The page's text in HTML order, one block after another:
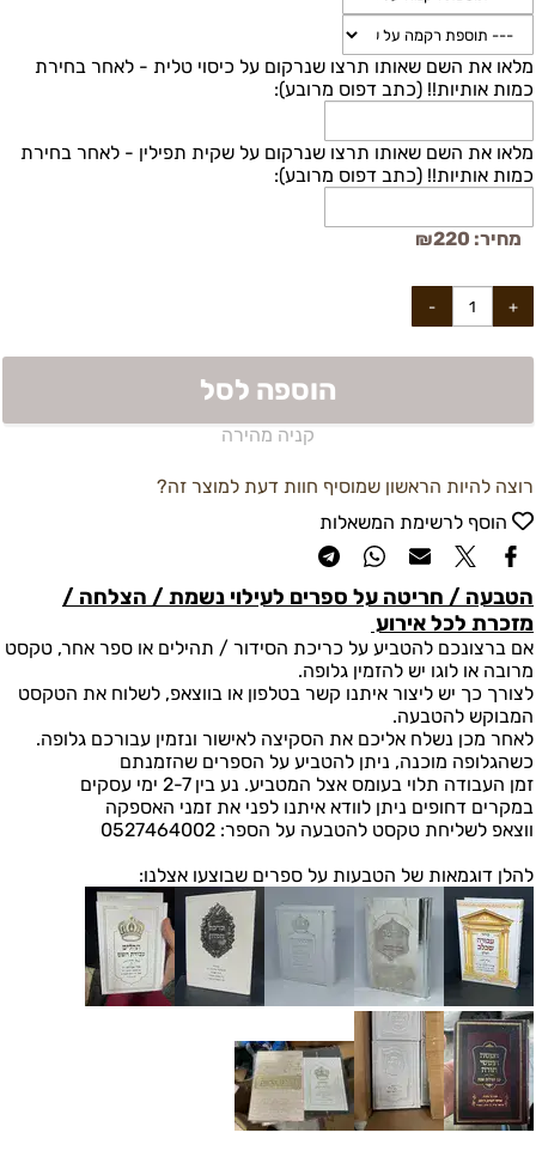
מלאו את השם שאותו תרצו שנרקום על כיסוי טלית - לאחר בחירת
כמות אותיות!! (כתב דפוס מרובע):
מלאו את השם שאותו תרצו שנרקום על שקית תפילין - לאחר בחירת
כמות אותיות!! (כתב דפוס מרובע):
מחיר: ₪220
הוספה לסל
קניה מהירה
רוצה להיות הראשון שמוסיף חוות דעת למוצר זה?
הוסף לרשימת המשאלות
הטבעה / חריטה על ספרים לעילוי נשמת / הצלחה /
מזכרת לכל אירוע
אם ברצונכם להטביע על כריכת הסידור / תהילים או ספר אחר, טקסט
מרובה או לוגו יש להזמין גלופה.
לצורך כך יש ליצור איתנו קשר בטלפון או בווצאפ, לשלוח את הטקסט
המבוקש להטבעה.
לאחר מכן נשלח אליכם את הסקיצה לאישור ונזמין עבורכם גלופה.
כשהגלופה מוכנה, ניתן להטביע על הספרים שהזמנתם
זמן העבודה תלוי בעומס אצל המטביע. נע בין 2-7 ימי עסקים
במקרים דחופים ניתן לוודא איתנו לפני את זמני האספקה
ווצאפ לשליחת טקסט להטבעה על הספר: 0527464002
להלן דוגמאות של הטבעות על ספרים שבוצעו אצלנו: